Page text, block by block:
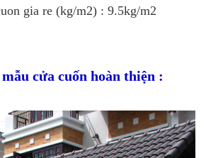
gia re (kg/m2) : 9.5kg/m2
cửa cuốn hoàn thiện :